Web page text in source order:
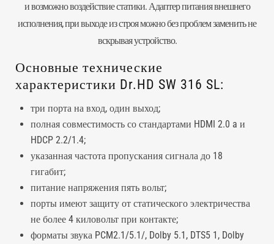
и возможно воздействие статики. Адаптер питания внешнего
исполнения, при выходе из строя можно без проблем заменить не
вскрывая устройство.
Основные технические
характеристики Dr.HD SW 316 SL:
три порта на вход, один выход;
полная совместимость со стандартами HDMI 2.0 a и
HDCP 2.2/1.4;
указанная частота пропускания сигнала до 18
гигабит;
питание напряжения пять вольт;
порты имеют защиту от статического электричества
не более 4 киловольт при контакте;
форматы звука PCM2.1/5.1/, Dolby 5.1, DTS5 1, Dolby